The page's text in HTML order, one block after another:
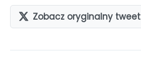
Zobacz oryginalny tweet